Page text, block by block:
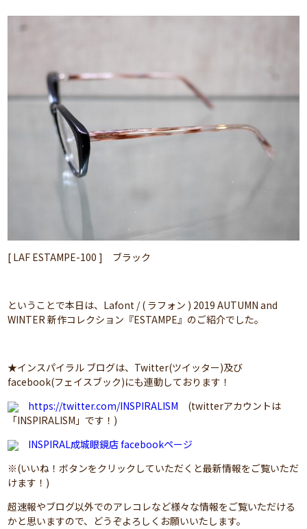
[ LAF ESTAMPE-100 ] ブラック
ということで本日は、Lafont / ( ラフォン ) 2019 AUTUMN and
WINTER 新作コレクション『ESTAMPE』のご紹介でした。
★インスパイラル ブログは、Twitter(ツイッター)及び
facebook(フェイスブック)にも連動しております！
https://twitter.com/INSPIRALISM (twitterアカウントは
「INSPIRALISM」です！)
INSPIRAL成城眼鏡店 facebookページ
※(いいね！ボタンをクリックしていただくと最新情報をご覧いただ
けます！)
超速報やブログ以外でのアレコレなど様々な情報をご覧いただける
かと思いますので、どうぞよろしくお願いいたします。